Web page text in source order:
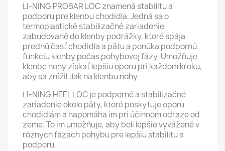
LI-NING PROBAR LOC znamená stabilitu a
podporu pre klenbu chodidla. Jedná sa o
termoplastické stabilizačné zariadenie
zabudované do klenby podrážky, ktoré spája
prednú časť chodidla a pätu a ponúka podpornú
funkciu klenby počas pohybovej fázy. Umožňuje
klenbe nohy získať lepšiu oporu pri každom kroku,
aby sa znížil tlak na klenbu nohy.
LI-NING HEEL LOC je podporné a stabilizačné
zariadenie okolo päty, ktoré poskytuje oporu
chodidlám a napomáha im pri účinnom odraze od
zeme. To im umožňuje, aby boli lepšie vyvážené v
rôznych fázach pohybu pre lepšiu stabilitu a
podporu.